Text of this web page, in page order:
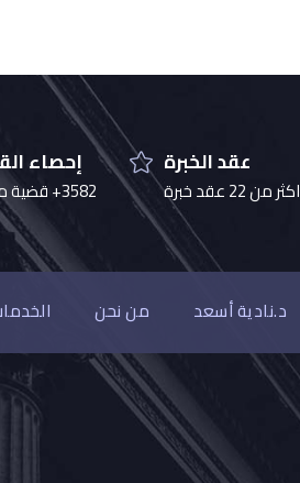
إحصاء
3582+ قضية مسجلة
عقد الخبرة
اكثر من 22 عقد خبرة
د.نادية أسعد من نحن